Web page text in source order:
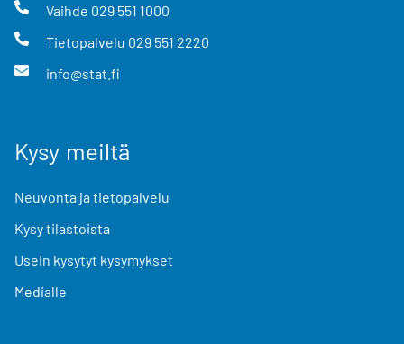
Vaihde 029 551 1000
Tietopalvelu 029 551 2220
info@stat.fi
Kysy meiltä
Neuvonta ja tietopalvelu
Kysy tilastoista
Usein kysytyt kysymykset
Medialle